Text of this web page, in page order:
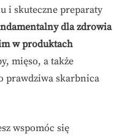
i skuteczne preparaty
dla zdrowia
w produktach
mięso, a także
prawdziwa skarbnica
wspomóc się